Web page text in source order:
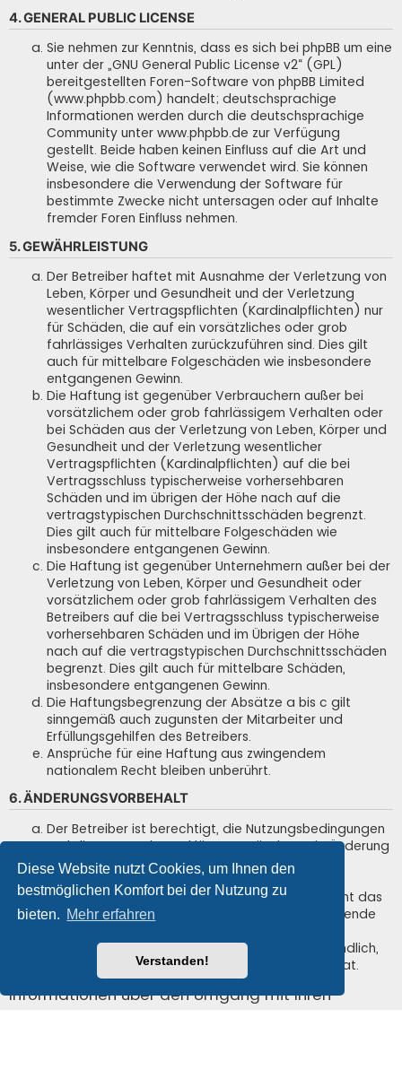
Diese Website nutzt Cookies, um Ihnen den
bestmöglichen Komfort bei der Nutzung zu
bieten. Mehr erfahren
Verstanden!
4. GENERAL PUBLIC LICENSE
Sie nehmen zur Kenntnis, dass es sich bei phpBB um eine
unter der „GNU General Public License v2“ (GPL)
bereitgestellten Foren-Software von phpBB Limited
(www.phpbb.com) handelt; deutschsprachige
Informationen werden durch die deutschsprachige
Community unter www.phpbb.de zur Verfügung
gestellt. Beide haben keinen Einfluss auf die Art und
Weise, wie die Software verwendet wird. Sie können
insbesondere die Verwendung der Software für
bestimmte Zwecke nicht untersagen oder auf Inhalte
fremder Foren Einfluss nehmen.
5. GEWÄHRLEISTUNG
Der Betreiber haftet mit Ausnahme der Verletzung von
Leben, Körper und Gesundheit und der Verletzung
wesentlicher Vertragspflichten (Kardinalpflichten) nur
für Schäden, die auf ein vorsätzliches oder grob
fahrlässiges Verhalten zurückzuführen sind. Dies gilt
auch für mittelbare Folgeschäden wie insbesondere
entgangenen Gewinn.
Die Haftung ist gegenüber Verbrauchern außer bei
vorsätzlichem oder grob fahrlässigem Verhalten oder
bei Schäden aus der Verletzung von Leben, Körper und
Gesundheit und der Verletzung wesentlicher
Vertragspflichten (Kardinalpflichten) auf die bei
Vertragsschluss typischerweise vorhersehbaren
Schäden und im übrigen der Höhe nach auf die
vertragstypischen Durchschnittsschäden begrenzt.
Dies gilt auch für mittelbare Folgeschäden wie
insbesondere entgangenen Gewinn.
Die Haftung ist gegenüber Unternehmern außer bei der
Verletzung von Leben, Körper und Gesundheit oder
vorsätzlichem oder grob fahrlässigem Verhalten des
Betreibers auf die bei Vertragsschluss typischerweise
vorhersehbaren Schäden und im Übrigen der Höhe
nach auf die vertragstypischen Durchschnittsschäden
begrenzt. Dies gilt auch für mittelbare Schäden,
insbesondere entgangenen Gewinn.
Die Haftungsbegrenzung der Absätze a bis c gilt
sinngemäß auch zugunsten der Mitarbeiter und
Erfüllungsgehilfen des Betreibers.
Ansprüche für eine Haftung aus zwingendem
nationalem Recht bleiben unberührt.
6. ÄNDERUNGSVORBEHALT
Der Betreiber ist berechtigt, die Nutzungsbedingungen
und die Datenschutzerklärung zu ändern. Die Änderung
wird dem Nutzer per E-Mail mitgeteilt.
Der Nutzer ist berechtigt, den Änderungen zu
widersprechen. Im Falle des Widerspruchs erlischt das
zwischen dem Betreiber und dem Nutzer bestehende
Die Änderungen gelten als anerkannt und verbindlich,
wenn der Nutzer den Änderungen zugestimmt hat.
Informationen über den Umgang mit Ihren